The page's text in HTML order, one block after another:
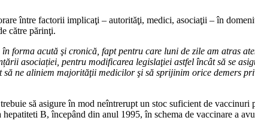
între factorii implicaţi – autorităţi, medici, asociaţii – în
către părinţi.
în forma acută şi cronică, fapt pentru care luni de zile am
asociației, pentru modificarea legislaţiei astfel încât să se
să ne aliniem majorităţii medicilor şi să sprijinim orice demers
să asigure în mod neîntrerupt un stoc suficient de
B, începând din anul 1995, în schema de vaccinare a